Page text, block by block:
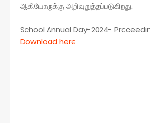
ஆகியோருக்கு அறிவுறுத்தப்படுகிறது.
School Annual Day-2024-
Download here